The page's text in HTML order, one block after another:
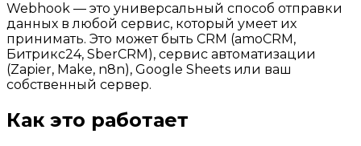
Webhook — это универсальный способ отправки
данных в любой сервис, который умеет их
принимать. Это может быть CRM (amoCRM,
Битрикс24, SberCRM), сервис автоматизации
(Zapier, Make, n8n), Google Sheets или ваш
собственный сервер.
Как это работает